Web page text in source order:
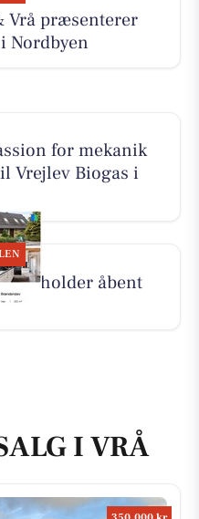
Vrå præsenterer
Nordbyen
for mekanik
Vrejlev Biogas i
Vrå holder åbent
I VRÅ